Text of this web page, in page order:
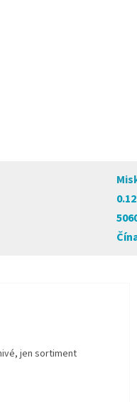
5 hvězdiček.
jen sortiment